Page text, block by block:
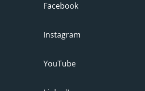
Facebook
Instagram
YouTube